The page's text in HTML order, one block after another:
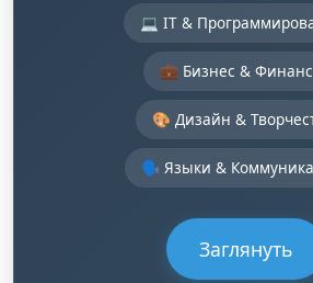
💻 IT &
💼 Бизнес &
🎨 Дизайн &
🗣️ Языки &
Заглянуть